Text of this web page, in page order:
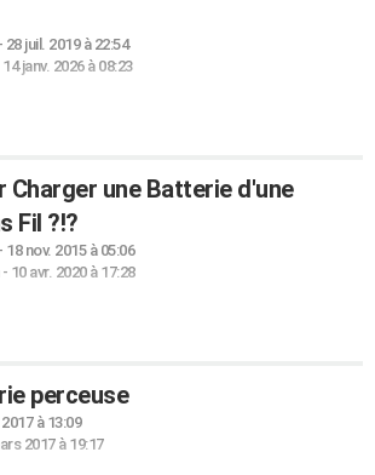
28 juil. 2019 à 22:54
14 janv. 2026 à 08:23
Charger une Batterie d'une
Fil ?!?
- 18 nov. 2015 à 05:06
- 10 avr. 2020 à 17:28
perceuse
à 13:09
2017 à 19:17